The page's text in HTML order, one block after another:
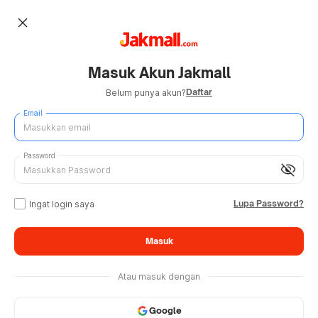
close
Masuk Akun Jakmall
Belum punya akun?Daftar
Email
visibility_off
Password
Ingat login saya Lupa Password?
Masuk
Atau masuk dengan
Google